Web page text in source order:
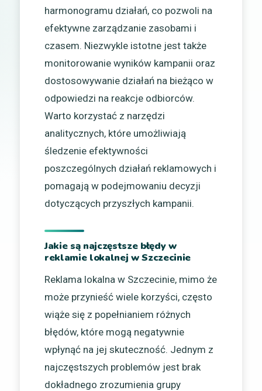
harmonogramu działań, co pozwoli na
efektywne zarządzanie zasobami i
czasem. Niezwykle istotne jest także
monitorowanie wyników kampanii oraz
dostosowywanie działań na bieżąco w
odpowiedzi na reakcje odbiorców.
Warto korzystać z narzędzi
analitycznych, które umożliwiają
śledzenie efektywności
poszczególnych działań reklamowych i
pomagają w podejmowaniu decyzji
dotyczących przyszłych kampanii.
Jakie są najczęstsze błędy w
reklamie lokalnej w Szczecinie
Reklama lokalna w Szczecinie, mimo że
może przynieść wiele korzyści, często
wiąże się z popełnianiem różnych
błędów, które mogą negatywnie
wpłynąć na jej skuteczność. Jednym z
najczęstszych problemów jest brak
dokładnego zrozumienia grupy